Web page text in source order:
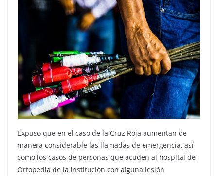
Expuso que en el caso de la Cruz Roja aumentan de
manera considerable las llamadas de emergencia, así
como los casos de personas que acuden al hospital de
Ortopedia de la institución con alguna lesión